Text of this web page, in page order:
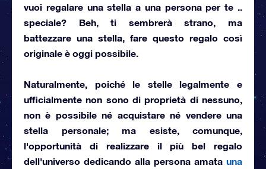
vuoi regalare una stella a una persona per te ..
speciale? Beh, ti sembrerà strano, ma
battezzare una stella, fare questo regalo così
originale è oggi possibile.
Naturalmente, poiché le stelle legalmente e
ufficialmentenon sono di proprietà di nessuno,
non è possibile né acquistare né vendere una
stella personale; ma esiste, comunque,
l'opportunità di realizzare il più bel regalo
dell'universo dedicando alla persona amata una